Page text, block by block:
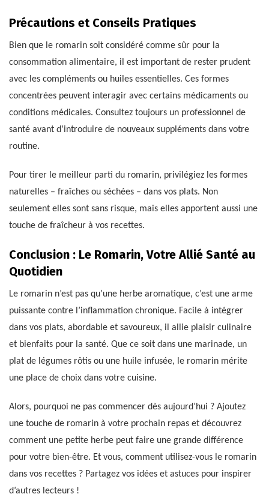
Précautions et Conseils Pratiques
Bien que le romarin soit considéré comme sûr pour la
consommation alimentaire, il est important de rester prudent
avec les compléments ou huiles essentielles. Ces formes
concentrées peuvent interagir avec certains médicaments ou
conditions médicales. Consultez toujours un professionnel de
santé avant d’introduire de nouveaux suppléments dans votre
routine.
Pour tirer le meilleur parti du romarin, privilégiez les formes
naturelles – fraîches ou séchées – dans vos plats. Non
seulement elles sont sans risque, mais elles apportent aussi une
touche de fraîcheur à vos recettes.
Conclusion : Le Romarin, Votre Allié Santé au
Quotidien
Le romarin n’est pas qu’une herbe aromatique, c’est une arme
puissante contre l’inflammation chronique. Facile à intégrer
dans vos plats, abordable et savoureux, il allie plaisir culinaire
et bienfaits pour la santé. Que ce soit dans une marinade, un
plat de légumes rôtis ou une huile infusée, le romarin mérite
une place de choix dans votre cuisine.
Alors, pourquoi ne pas commencer dès aujourd’hui ? Ajoutez
une touche de romarin à votre prochain repas et découvrez
comment une petite herbe peut faire une grande différence
pour votre bien-être. Et vous, comment utilisez-vous le romarin
dans vos recettes ? Partagez vos idées et astuces pour inspirer
d’autres lecteurs !